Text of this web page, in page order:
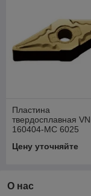
Пластина
твердосплавная
160404-MC 6025
Цену уточняйте
О нас